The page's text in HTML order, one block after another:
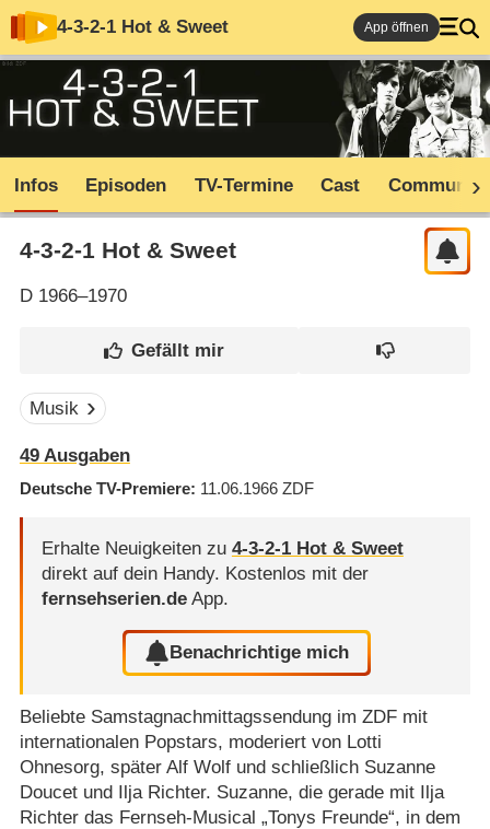
4-3-2-1 Hot & Sweet App öffnen
Infos Episoden TV-Termine Cast Community
4-3-2-1 Hot & Sweet
D1966–1970
Musik
49 Ausgaben
Deutsche TV-Premiere 11.06.1966 ZDF
Erhalte Neuigkeiten zu 4-3-2-1 Hot & Sweet
direkt auf dein Handy. Kostenlos mit der
fernsehserien.deApp.
Benachrichtige mich
Beliebte Samstagnachmittagssendung im ZDF mit
internationalen Popstars, moderiert von Lotti
Ohnesorg, später Alf Wolf und schließlich Suzanne
Doucet und Ilja Richter. Suzanne, die gerade mit Ilja
Richter das Fernseh-Musical „Tonys Freunde“, in dem